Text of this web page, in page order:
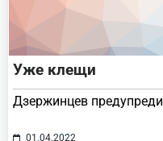
Уже клещи
Дзержинцев
01.04.2022